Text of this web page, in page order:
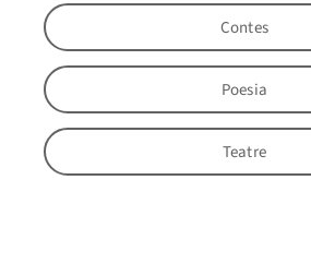
Contes
Poesia
Teatre